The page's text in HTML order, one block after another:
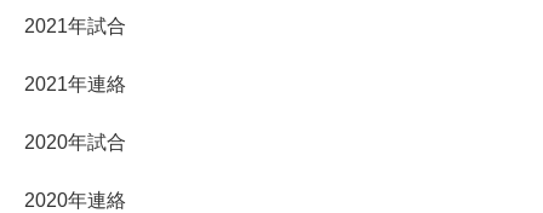
2021年試合
2021年連絡
2020年試合
2020年連絡